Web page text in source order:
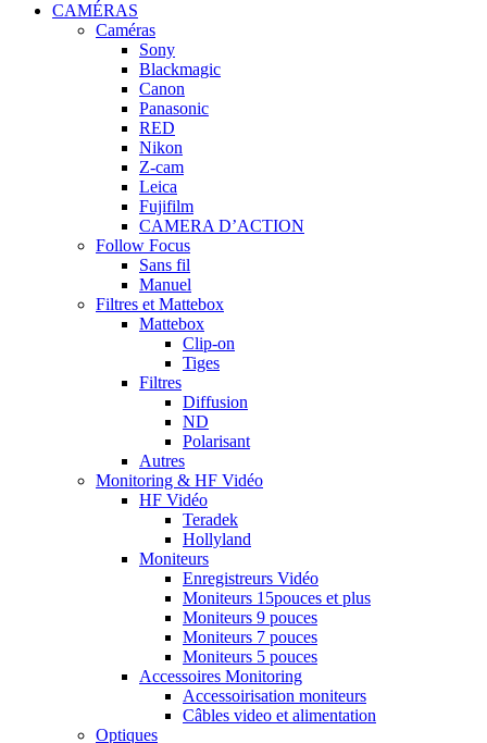
CAMÉRAS
Caméras
Sony
Blackmagic
Canon
Panasonic
RED
Nikon
Z-cam
Leica
Fujifilm
CAMERA D’ACTION
Follow Focus
Sans fil
Manuel
Filtres et Mattebox
Mattebox
Clip-on
Tiges
Filtres
Diffusion
ND
Polarisant
Autres
Monitoring & HF Vidéo
HF Vidéo
Teradek
Hollyland
Moniteurs
Enregistreurs Vidéo
Moniteurs 15pouces et plus
Moniteurs 9 pouces
Moniteurs 7 pouces
Moniteurs 5 pouces
Accessoires Monitoring
Accessoirisation moniteurs
Câbles video et alimentation
Optiques